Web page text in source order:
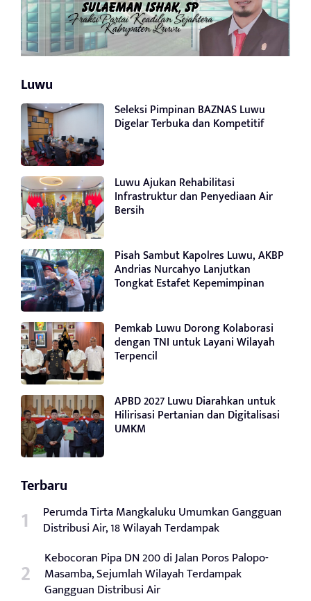
Luwu
Seleksi Pimpinan BAZNAS Luwu
Digelar Terbuka dan Kompetitif
Luwu Ajukan Rehabilitasi
Infrastruktur dan Penyediaan Air
Bersih
Pisah Sambut Kapolres Luwu, AKBP
Andrias Nurcahyo Lanjutkan
Tongkat Estafet Kepemimpinan
Pemkab Luwu Dorong Kolaborasi
dengan TNI untuk Layani Wilayah
Terpencil
APBD 2027 Luwu Diarahkan untuk
Hilirisasi Pertanian dan Digitalisasi
UMKM
Terbaru
Perumda Tirta Mangkaluku Umumkan Gangguan
Distribusi Air, 18 Wilayah Terdampak
Kebocoran Pipa DN 200 di Jalan Poros Palopo-
Masamba, Sejumlah Wilayah Terdampak
Gangguan Distribusi Air